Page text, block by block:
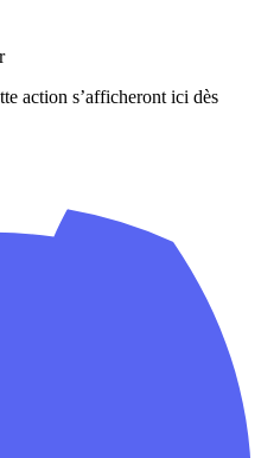
action s’afficheront ici dès